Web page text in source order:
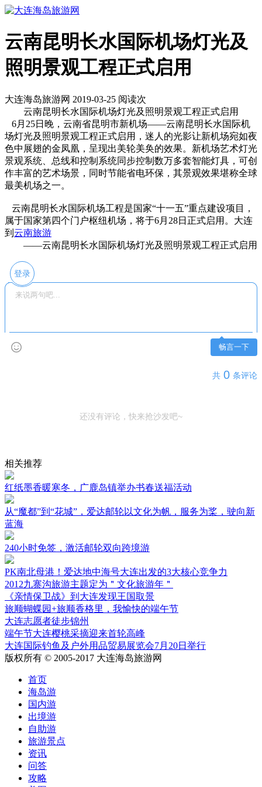
云南昆明长水国际机场灯光及
照明景观工程正式启用
大连海岛旅游网 2019-03-25 阅读次
云南昆明长水国际机场灯光及照明景观工程正式启用
6月25日晚，云南省昆明市新机场——云南昆明长水国际机
场灯光及照明景观工程正式启用，迷人的光影让新机场宛如夜
色中展翅的金凤凰，呈现出美轮美奂的效果。新机场艺术灯光
景观系统、总线和控制系统同步控制数万多套智能灯具，可创
作丰富的艺术场景，同时节能省电环保，其景观效果堪称全球
最美机场之一。
云南昆明长水国际机场工程是国家“十一五”重点建设项目，
属于国家第四个门户枢纽机场，将于6月28日正式启用。大连
到 云南旅游
——云南昆明长水国际机场灯光及照明景观工程正式启用
登录
畅言一下
共 0 条评论
还没有评论，快来抢沙发吧~
相关推荐
红纸墨香暖寒冬，广鹿岛镇举办书春送福活动
从“魔都”到“花城”，爱达邮轮以文化为帆，服务为桨，驶向新
蓝海
240小时免签，激活邮轮双向跨境游
PK南北母港！爱达地中海号大连出发的3大核心竞争力
2012九寨沟旅游主题定为＂文化旅游年＂
《亲情保卫战》到大连发现王国取景
旅顺蝴蝶园+旅顺香格里，我愉快的端午节
大连志愿者徒步锦州
端午节大连樱桃采摘迎来首轮高峰
大连国际钓鱼及户外用品贸易展览会7月20日举行
版权所有 © 2005-2017 大连海岛旅游网
首页
海岛游
国内游
出境游
自助游
旅游景点
资讯
问答
攻略